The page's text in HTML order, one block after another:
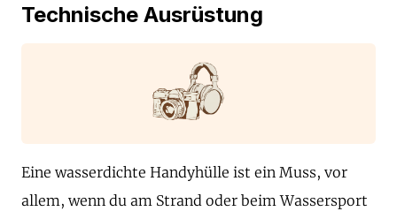
Technische Ausrüstung
Eine wasserdichte Handyhülle ist ein Muss, vor
allem, wenn du am Strand oder beim Wassersport